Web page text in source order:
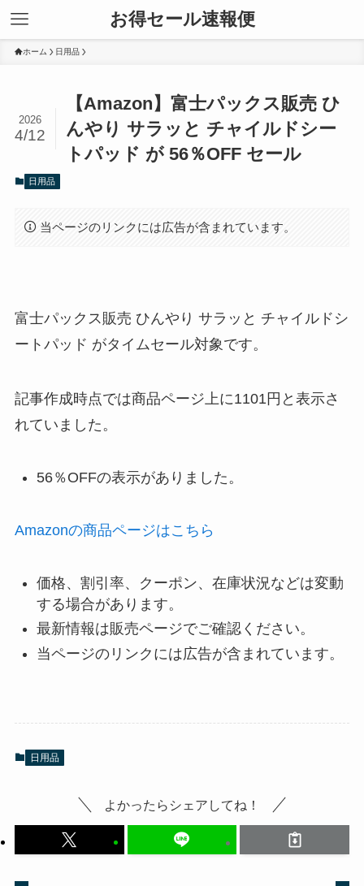
お得セール速報便
ホーム 日用品
【Amazon】富士パックス販売 ひ
んやり サラッと チャイルドシー
トパッド が 56％OFF セール
2026
4/12
日用品
当ページのリンクには広告が含まれています。
富士パックス販売 ひんやり サラッと チャイルドシ
ートパッド がタイムセール対象です。
記事作成時点では商品ページ上に1101円と表示さ
れていました。
56％OFFの表示がありました。
Amazonの商品ページはこちら
価格、割引率、クーポン、在庫状況などは変動
する場合があります。
最新情報は販売ページでご確認ください。
当ページのリンクには広告が含まれています。
日用品
よかったらシェアしてね！